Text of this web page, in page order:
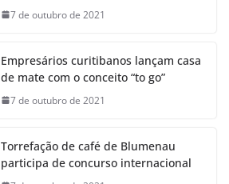
7 de outubro de 2021
Empresários curitibanos lançam casa
de mate com o conceito “to go”
7 de outubro de 2021
Torrefação de café de Blumenau
participa de concurso internacional